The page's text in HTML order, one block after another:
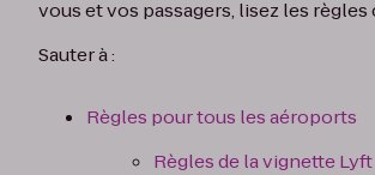
vous et vos passagers, lisez les règles
Sauter à :
Règles pour tous les aéroports
Règles de la vignette Lyft